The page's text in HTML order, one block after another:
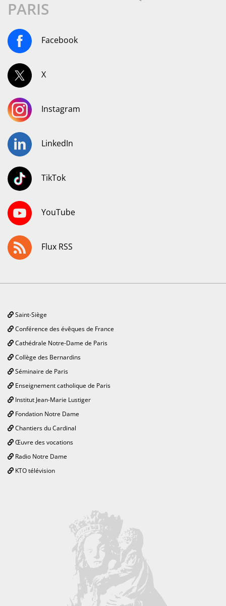
PARIS
Facebook
X
Instagram
LinkedIn
TikTok
YouTube
Flux RSS
Saint-Siège
Conférence des évêques de France
Cathédrale Notre-Dame de Paris
Collège des Bernardins
Séminaire de Paris
Enseignement catholique de Paris
Institut Jean-Marie Lustiger
Fondation Notre Dame
Chantiers du Cardinal
Œuvre des vocations
Radio Notre Dame
KTO télévision